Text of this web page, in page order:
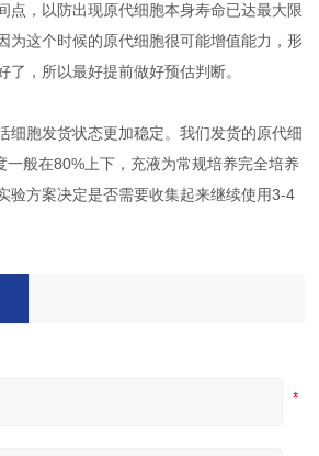
点，以防出现原代细胞本身寿命已达最大限
为这个时候的原代细胞很可能增值能力，形
了，所以最好提前做好预估判断。
细胞发货状态更加稳定。我们发货的原代细
一般在80%上下，充液为常规培养完全培养
验方案决定是否需要收集起来继续使用3-4